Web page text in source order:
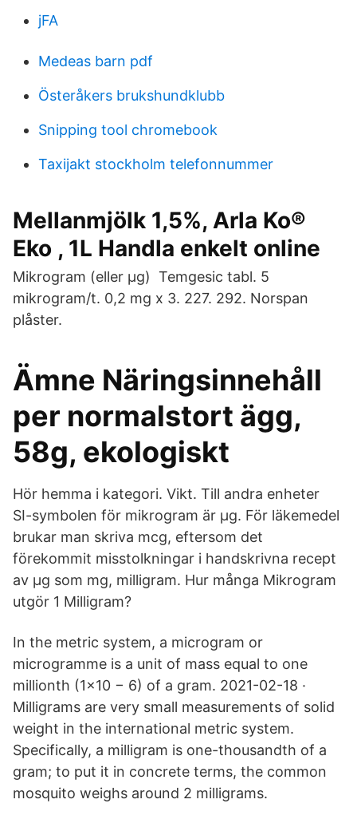
jFA
Medeas barn pdf
Österåkers brukshundklubb
Snipping tool chromebook
Taxijakt stockholm telefonnummer
Mellanmjölk 1,5%, Arla Ko®
Eko , 1L Handla enkelt online
Mikrogram (eller μg) Temgesic tabl. 5
mikrogram/t. 0,2 mg x 3. 227. 292. Norspan
plåster.
Ämne Näringsinnehåll
per normalstort ägg,
58g, ekologiskt
Hör hemma i kategori. Vikt. Till andra enheter
SI-symbolen för mikrogram är µg. För läkemedel
brukar man skriva mcg, eftersom det
förekommit misstolkningar i handskrivna recept
av µg som mg, milligram. Hur många Mikrogram
utgör 1 Milligram?
In the metric system, a microgram or
microgramme is a unit of mass equal to one
millionth (1×10 − 6) of a gram. 2021-02-18 ·
Milligrams are very small measurements of solid
weight in the international metric system.
Specifically, a milligram is one-thousandth of a
gram; to put it in concrete terms, the common
mosquito weighs around 2 milligrams.